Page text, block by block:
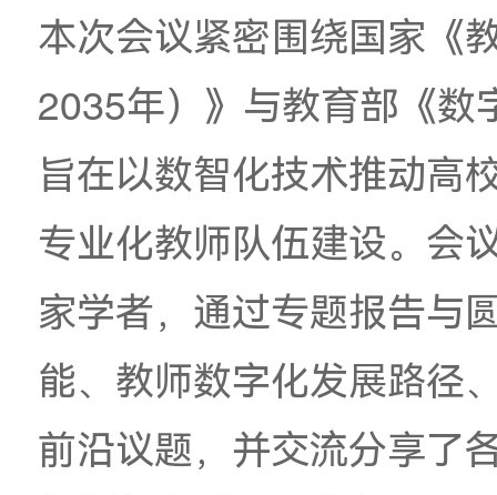
召开。我校应邀派代
本次会议紧密围绕国
2035年）》与教育部
旨在以数智化技术推
专业化教师队伍建设